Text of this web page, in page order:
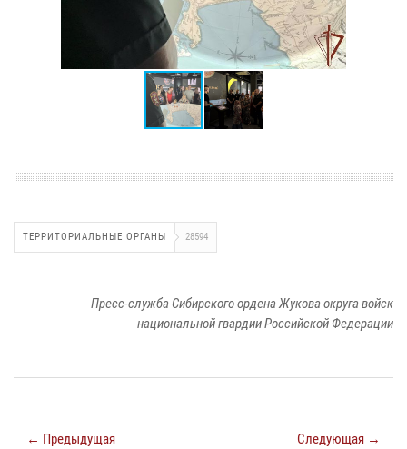
ТЕРРИТОРИАЛЬНЫЕ ОРГАНЫ 28594
Пресс-служба Сибирского ордена Жукова округа войск
национальной гвардии Российской Федерации
← Предыдущая Следующая →